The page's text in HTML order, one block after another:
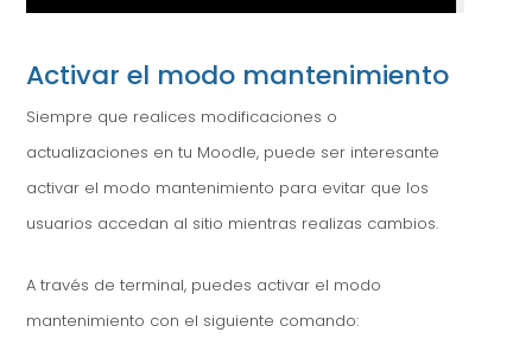
Activar el modo mantenimiento
Siempre que realices modificaciones o
actualizaciones en tu Moodle, puede ser interesante
activar el modo mantenimiento para evitar que los
usuarios accedan al sitio mientras realizas cambios.
A través de terminal, puedes activar el modo
mantenimiento con el siguiente comando: